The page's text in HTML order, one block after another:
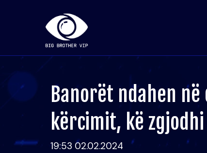
Banorët ndahen
kërcimit, kë
19:53 02.02.2024